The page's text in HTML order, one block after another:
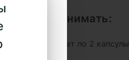
Как принимать:
составляет по 2 капсулы